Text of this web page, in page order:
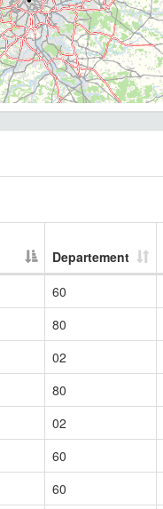
Departement
60
80
02
80
02
60
60